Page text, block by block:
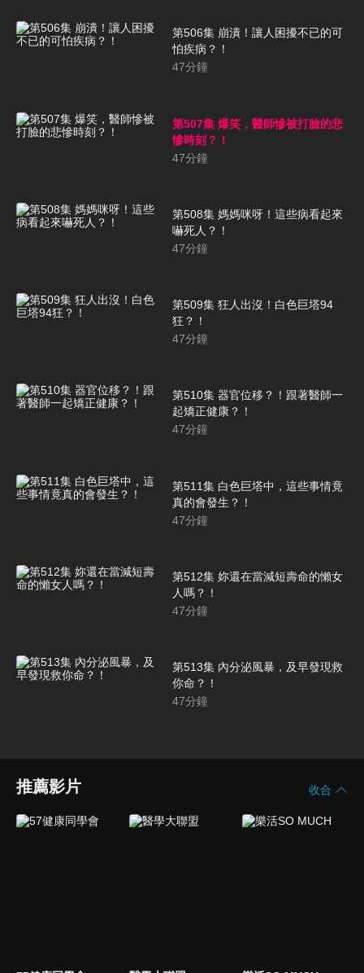
第506集 崩潰！讓人困擾不已的可
怕疾病？！
47分鐘
第507集 爆笑，醫師慘被打臉的悲
慘時刻？！
47分鐘
第508集 媽媽咪呀！這些病看起來
嚇死人？！
47分鐘
第509集 狂人出沒！白色巨塔94
狂？！
47分鐘
第510集 器官位移？！跟著醫師一
起矯正健康？！
47分鐘
第511集 白色巨塔中，這些事情竟
真的會發生？！
47分鐘
第512集 妳還在當減短壽命的懶女
人嗎？！
47分鐘
第513集 內分泌風暴，及早發現救
你命？！
47分鐘
推薦影片 收合